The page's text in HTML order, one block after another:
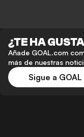
¿TE HA
Añade GOAL.com
más de nuestras
Sigue a